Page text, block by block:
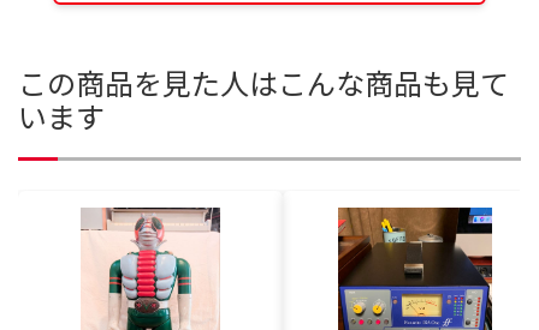
この商品を見た人はこんな商品も見て
います